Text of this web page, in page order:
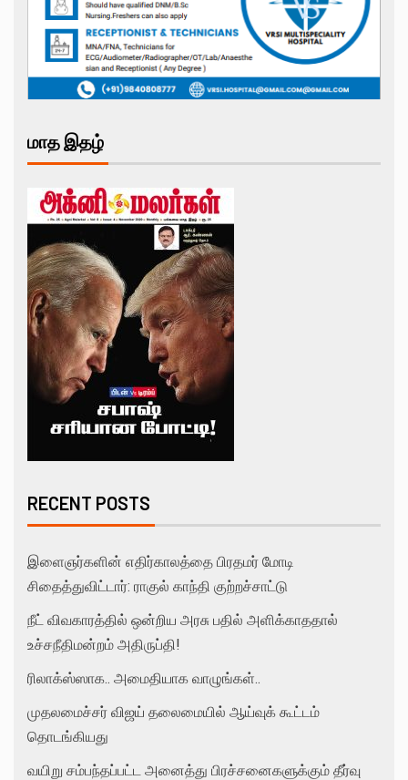
மாத இதழ்
RECENT POSTS
இளைஞர்களின் எதிர்காலத்தை பிரதமர் மோடி
சிதைத்துவிட்டார்: ராகுல் காந்தி குற்றச்சாட்டு
நீட் விவகாரத்தில் ஒன்றிய அரசு பதில் அளிக்காததால்
உச்சநீதிமன்றம் அதிருப்தி!
ரிலாக்ஸ்ஸாக.. அமைதியாக வாழுங்கள்..
முதலமைச்சர் விஜய் தலைமையில் ஆய்வுக் கூட்டம்
தொடங்கியது
வயிறு சம்பந்தப்பட்ட அனைத்து பிரச்சனைகளுக்கும் தீர்வு